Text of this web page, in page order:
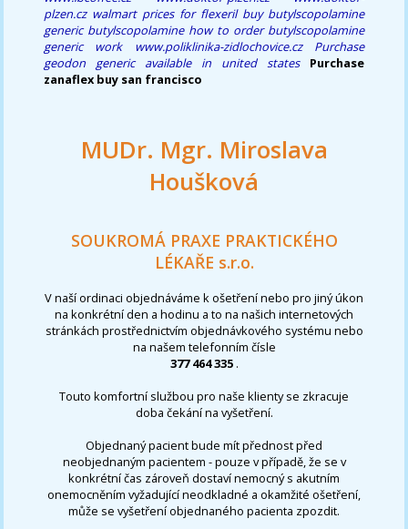
plzen.cz walmart prices for flexeril buy butylscopolamine
generic butylscopolamine how to order butylscopolamine
generic work
www.poliklinika-zidlochovice.cz
Purchase
geodon generic available in united states
Purchase
zanaflex buy san francisco
MUDr. Mgr. Miroslava
Houšková
SOUKROMÁ PRAXE PRAKTICKÉHO
LÉKAŘE s.r.o.
V naší ordinaci objednáváme k ošetření nebo pro jiný úkon
na konkrétní den a hodinu a to na našich internetových
stránkách prostřednictvím objednávkového systému nebo
na našem telefonním čísle
377 464 335 .
Touto komfortní službou pro naše klienty se zkracuje
doba čekání na vyšetření.
Objednaný pacient bude mít přednost před
neobjednaným pacientem - pouze v případě, že se v
konkrétní čas zároveň dostaví nemocný s akutním
onemocněním vyžadující neodkladné a okamžité ošetření,
může se vyšetření objednaného pacienta zpozdit.